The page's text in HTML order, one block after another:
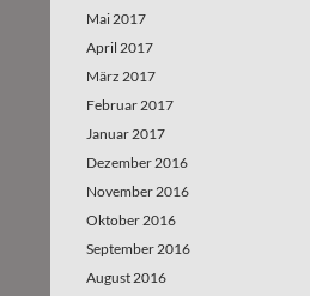
Mai 2017
April 2017
März 2017
Februar 2017
Januar 2017
Dezember 2016
November 2016
Oktober 2016
September 2016
August 2016